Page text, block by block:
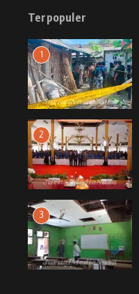
Terpopuler
1
2
3